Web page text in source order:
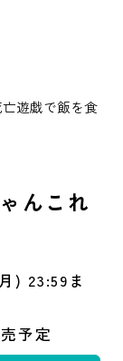
遊戯で飯を食
んこれ
) 23:59ま
予定